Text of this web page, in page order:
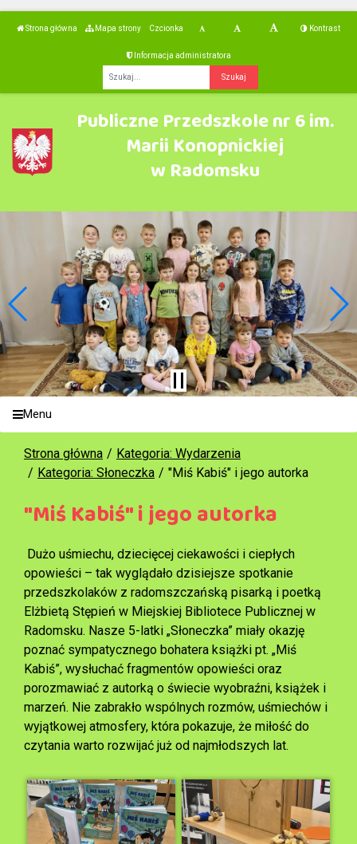
Strona główna Mapa strony Czcionka Kontrast
Informacja administratora
Publiczne Przedszkole nr 6 im.
Marii Konopnickiej
w Radomsku
Menu
Strona główna
Kategoria: Wydarzenia
Kategoria: Słoneczka
"Miś Kabiś" i jego autorka
"Miś Kabiś" i jego autorka
Dużo uśmiechu, dziecięcej ciekawości i ciepłych
opowieści – tak wyglądało dzisiejsze spotkanie
przedszkolaków z radomszczańską pisarką i poetką
Elżbietą Stępień w Miejskiej Bibliotece Publicznej w
Radomsku. Nasze 5-latki „Słoneczka” miały okazję
poznać sympatycznego bohatera książki pt. „Miś
Kabiś”, wysłuchać fragmentów opowieści oraz
porozmawiać z autorką o świecie wyobraźni, książek i
marzeń. Nie zabrakło wspólnych rozmów, uśmiechów i
wyjątkowej atmosfery, która pokazuje, że miłość do
czytania warto rozwijać już od najmłodszych lat.